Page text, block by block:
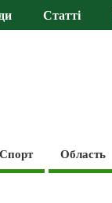
Статті
Спорт Область